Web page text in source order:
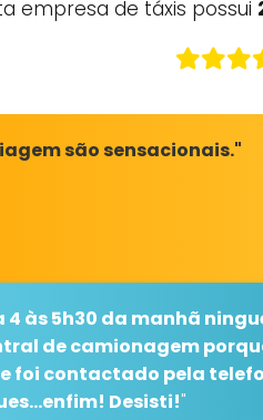
empresa de táxis possui
são sensacionais."
às 5h30 da manhã
de camionagem
foi contactado pela
Desisti!"